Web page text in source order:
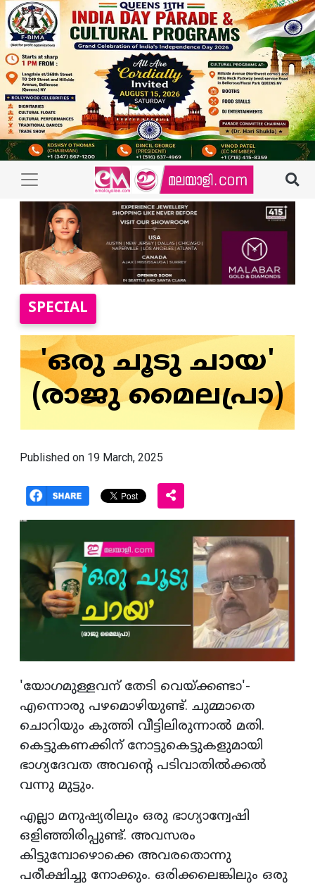
SPECIAL
'ഒരു ചൂടു ചായ'
(രാജു മൈലപ്രാ)
Published on 19 March, 2025
'യോഗമുള്ളവന് തേടി വെയ്ക്കണ്ടാ'-
എന്നൊരു പഴമൊഴിയുണ്ട്. ചുമ്മാതെ
ചൊറിയും കുത്തി വീട്ടിലിരുന്നാല്‍ മതി.
കെട്ടുകണക്കിന് നോട്ടുകെട്ടുകളുമായി
ഭാഗ്യദേവത അവന്റെ പടിവാതില്‍ക്കല്‍
വന്നു മുട്ടും.
എല്ലാ മനുഷ്യരിലും ഒരു ഭാഗ്യാന്വേഷി
ഒളിഞ്ഞിരിപ്പുണ്ട്. അവസരം
കിട്ടുമ്പോഴൊക്കെ അവരതൊന്നു
പരീക്ഷിച്ചു നോക്കും. ഒരിക്കലെങ്കിലും ഒരു